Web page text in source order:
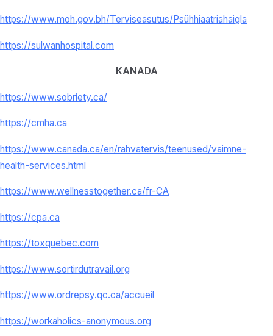
https://www.moh.gov.bh/Terviseasutus/ Psühhiaatriahaigla
https://sulwanhospital.com
KANADA
https://www.sobriety.ca/
https://cmha.ca
https://www.canada.ca/en/rahvatervis/teenused/vaimne-
health-services.html
https://www.wellnesstogether.ca/fr-CA
https://cpa.ca
https://toxquebec.com
https://www.sortirdutravail.org
https://www.ordrepsy.qc.ca/accueil
https://workaholics-anonymous.org